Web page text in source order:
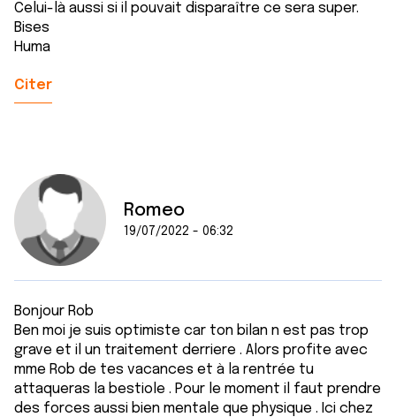
Celui-là aussi si il pouvait disparaître ce sera super.
Bises
Huma
Citer
Romeo
19/07/2022 - 06:32
Bonjour Rob
Ben moi je suis optimiste car ton bilan n est pas trop
grave et il un traitement derriere . Alors profite avec
mme Rob de tes vacances et à la rentrée tu
attaqueras la bestiole . Pour le moment il faut prendre
des forces aussi bien mentale que physique . Ici chez